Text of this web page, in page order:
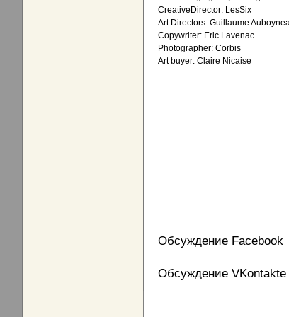
CreativeDirector: LesSix
Art Directors: Guillaume
Copywriter: Eric Lavenac
Photographer: Corbis
Art buyer: Claire Nicaise
Обсуждение Facebook
Обсуждение VKontakte